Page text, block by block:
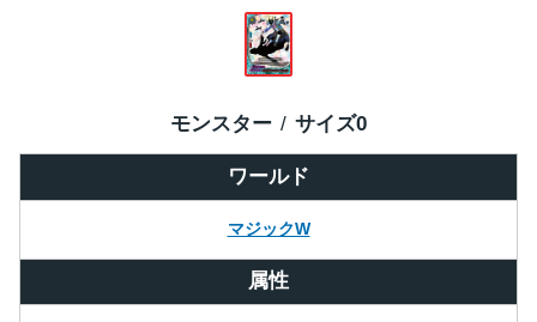
ワールド
マジックW
モンスター サイズ0
属性